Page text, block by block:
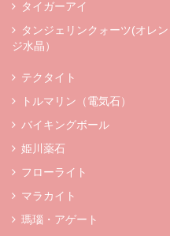
タイガーアイ
タンジェリンクォーツ(オレン
ジ水晶）
テクタイト
トルマリン（電気石）
バイキングボール
姫川薬石
フローライト
マラカイト
瑪瑙・アゲート